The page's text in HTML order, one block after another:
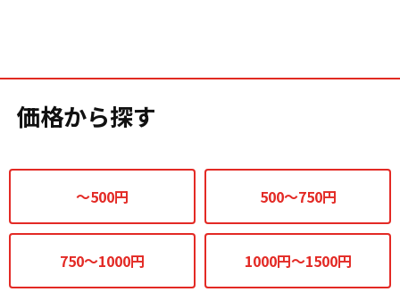
価格から探す
～500円 500～750円
750～1000円 1000円～1500円